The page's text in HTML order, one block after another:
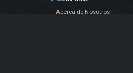
Acerca de Nosotros